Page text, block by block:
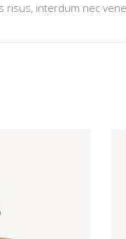
interdum nec